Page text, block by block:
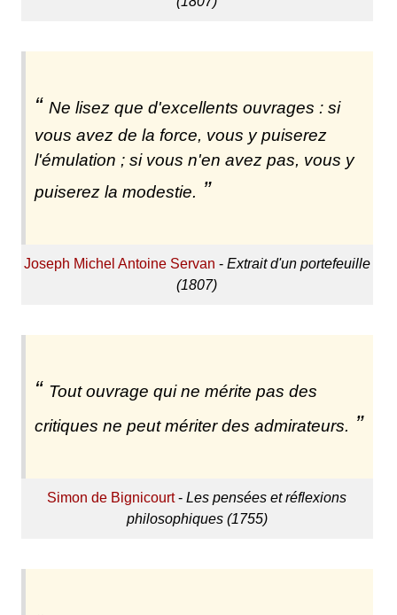
Ne lisez que d'excellents ouvrages : si
vous avez de la force, vous y puiserez
l'émulation ; si vous n'en avez pas, vous y
puiserez la modestie.
Joseph Michel Antoine Servan - Extrait d'un portefeuille
(1807)
Tout ouvrage qui ne mérite pas des
critiques ne peut mériter des admirateurs.
Simon de Bignicourt-Les pensées et réflexions
philosophiques (1755)